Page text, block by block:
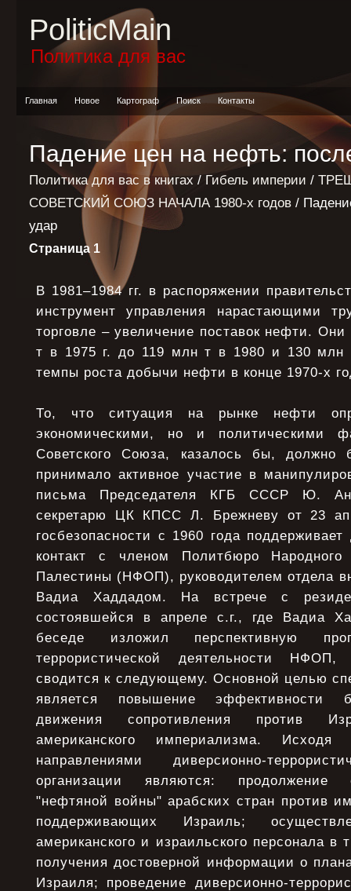
PoliticMain
Политика для вас
Главная Новое Картограф Поиск Контакты
Падение цен на нефть:
Политика для вас в книгах / Гибель империи /
СОВЕТСКИЙ СОЮЗ НАЧАЛА 1980-х годов /
удар
Страница 1
В 1981–1984 гг. в распоряжении
инструмент управления нарастающими
торговле – увеличение поставок нефти.
т в 1975 г. до 119 млн т в 1980 и 130
темпы роста добычи нефти в конце 1970-х
То, что ситуация на рынке нефти
экономическими, но и политическими
Советского Союза, казалось бы,
принимало активное участие в
письма Председателя КГБ СССР Ю.
секретарю ЦК КПСС Л. Брежневу от 23
госбезопасности с 1960 года
контакт с членом Политбюро Народного
Палестины (НФОП), руководителем отдела
Вадиа Хаддадом. На встрече с
состоявшейся в апреле с.г., где Вадиа
беседе изложил перспективную
террористической деятельности
сводится к следующему. Основной целью
является повышение эффективности
движения сопротивления против
американского империализма.
направлениями диверсионно-
организации являются: продолжение
"нефтяной войны" арабских стран против
поддерживающих Израиль;
американского и израильского персонала в
получения достоверной информации о
Израиля; проведение диверсионно-